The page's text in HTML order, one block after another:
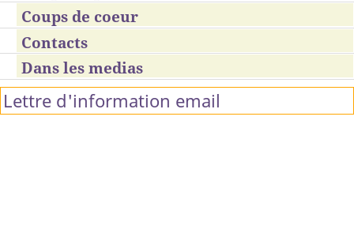
Coups de coeur
Contacts
Dans les medias
Lettre d'information email